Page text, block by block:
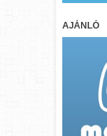
AJÁNLÓ